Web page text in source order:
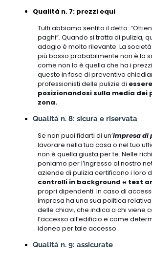
Qualità n. 7: prezzi equi
Tutti abbiamo sentito il detto:
paghi”. Quando si tratta di pulizia,
adagio è molto rilevante. La
più basso probabilmente non è la
come non lo è quella che ha i
questo in fase di preventivo
professionisti delle pulizie di
posizionandosi sulla media dei
zona.
Qualità n. 8: sicura e riservata
Se non puoi fidarti di un’impresa di
lavorare nella tua casa o nel tuo
non è quella giusta per te. Nelle
poniamo per l’ingresso al nostro
aziende di pulizia certificano i loro
controlli in background e test
propri dipendenti. In caso di
impresa ha una sua politica
delle chiavi, che indica a chi viene
l’accesso all’edificio e come
idoneo per tale accesso.
Qualità n. 9: assicurate